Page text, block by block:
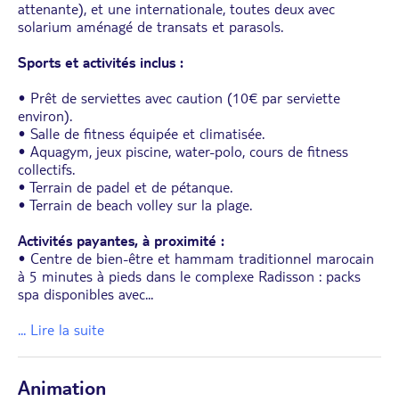
attenante), et une internationale, toutes deux avec
solarium aménagé de transats et parasols.
Sports et activités inclus :
• Prêt de serviettes avec caution (10€ par serviette
environ).
• Salle de fitness équipée et climatisée.
• Aquagym, jeux piscine, water-polo, cours de fitness
collectifs.
• Terrain de padel et de pétanque.
• Terrain de beach volley sur la plage.
Activités payantes, à proximité :
• Centre de bien-être et hammam traditionnel marocain
à 5 minutes à pieds dans le complexe Radisson : packs
spa disponibles avec...
... Lire la suite
Animation